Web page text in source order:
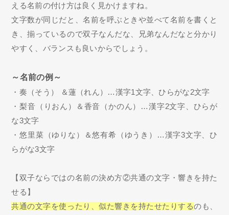
える名前の付け方は良く見かけますね。
文字数が同じだと、名前を呼ぶときや並べて名前を書くと
き、揃っているので双子なんだな、兄弟なんだなと分かり
やすく、バランスも良いからでしょう。
～名前の例～
・奏（そう） ＆蓮（れん）…漢字1文字、ひらがな2文字
・梨音（りおん）＆香音（かのん）…漢字2文字、ひらが
な3文字
・悠里菜（ゆりな）＆悠有希（ゆうき）…漢字3文字、ひ
らがな3文字
【双子ならではの名前の決め方②共通の文字・響きを持た
せる】
共通の文字を使ったり、似た響きを持たせたりするのも、